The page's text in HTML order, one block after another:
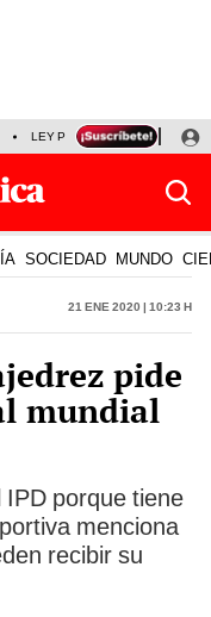
LEY PULPÍN PRECIO DEL
SOCIEDAD MUNDO
21 Ene 2020 | 10:23 h
pide
mundial
IPD porque tiene
menciona
recibir su